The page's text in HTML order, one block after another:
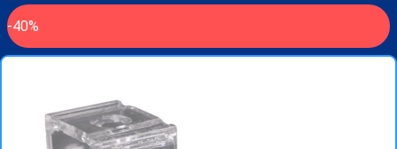
-40%